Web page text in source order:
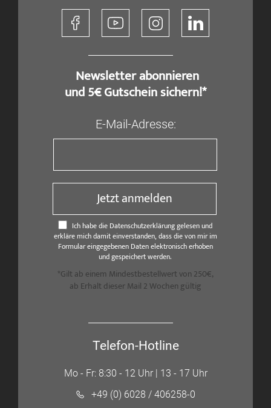
​ Newsletter abonnieren
und 5€ Gutschein sichern!*
E-Mail-Adresse:
Jetzt anmelden
Ich habe die Datenschutzerklärung gelesen und
erkläre mich damit einverstanden, dass die von mir im
Formular eingegebenen Daten elektronisch erhoben
und gespeichert werden.
*Gilt ab einem Mindestbestellwert von 250€,
ab Erhalt dieser Mail 2 Wochen gültig
Telefon-Hotline
Mo - Fr: 8:30 - 12 Uhr | 13 - 17 Uhr
+49 (0) 6028 / 406258-0